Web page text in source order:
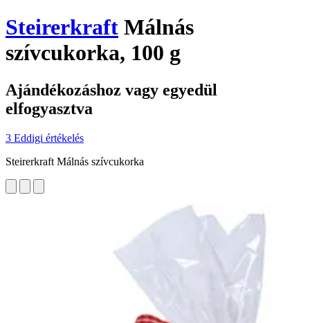
Steirerkraft Málnás
szívcukorka, 100 g
Ajándékozáshoz vagy egyedül
elfogyasztva
3 Eddigi értékelés
Steirerkraft Málnás szívcukorka